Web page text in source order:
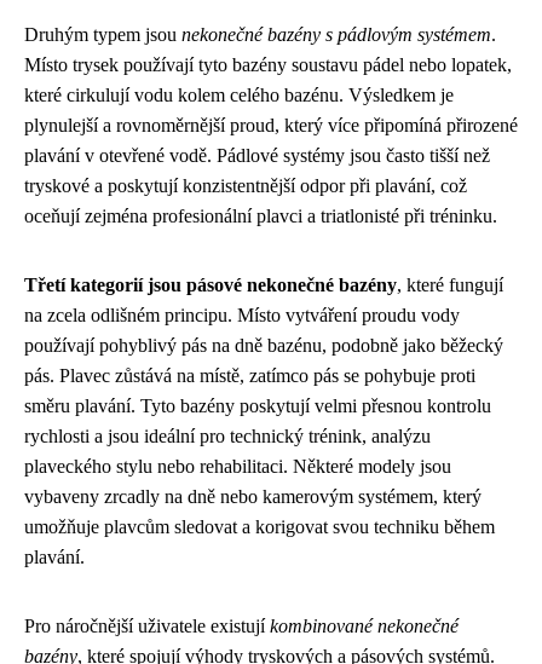
Druhým typem jsou nekonečné bazény s pádlovým systémem.
Místo trysek používají tyto bazény soustavu pádel nebo lopatek,
které cirkulují vodu kolem celého bazénu. Výsledkem je
plynulejší a rovnoměrnější proud, který více připomíná přirozené
plavání v otevřené vodě. Pádlové systémy jsou často tišší než
tryskové a poskytují konzistentnější odpor při plavání, což
oceňují zejména profesionální plavci a triatlonisté při tréninku.
Třetí kategorií jsou pásové nekonečné bazény, které fungují
na zcela odlišném principu. Místo vytváření proudu vody
používají pohyblivý pás na dně bazénu, podobně jako běžecký
pás. Plavec zůstává na místě, zatímco pás se pohybuje proti
směru plavání. Tyto bazény poskytují velmi přesnou kontrolu
rychlosti a jsou ideální pro technický trénink, analýzu
plaveckého stylu nebo rehabilitaci. Některé modely jsou
vybaveny zrcadly na dně nebo kamerovým systémem, který
umožňuje plavcům sledovat a korigovat svou techniku během
plavání.
Pro náročnější uživatele existujíkombinované nekonečné
bazény, které spojují výhody tryskových a pásových systémů.